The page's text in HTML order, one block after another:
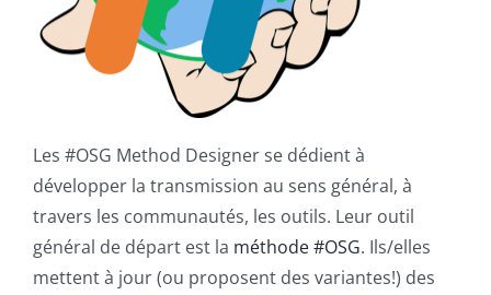
Les #OSG Method Designer se dédient à
développer la transmission au sens général, à
travers les communautés, les outils. Leur outil
général de départ est la méthode #OSG. Ils/elles
mettent à jour (ou proposent des variantes!) des